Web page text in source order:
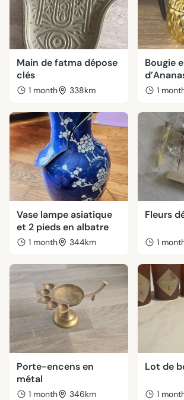
Main de fatma dépose
clés
1 month 338km
Bougie
1
Vase lampe asiatique
et 2 pieds en albatre
1 month 344km
Fleurs
1
Porte-encens en
métal
1 month 346km
Lot de
1